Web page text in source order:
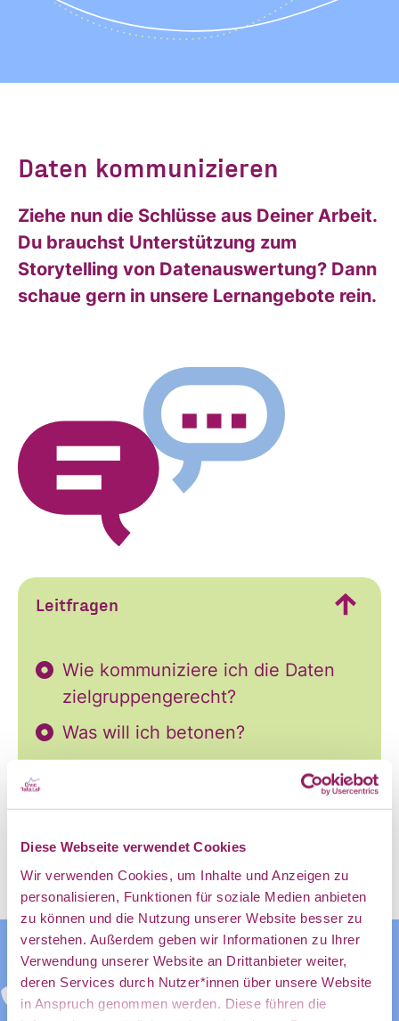
Diese Webseite verwendet Cookies
Wir verwenden Cookies, um Inhalte und Anzeigen zu
personalisieren, Funktionen für soziale Medien anbieten
zu können und die Nutzung unserer Website besser zu
verstehen. Außerdem geben wir Informationen zu Ihrer
Verwendung unserer Website an Drittanbieter weiter,
deren Services durch Nutzer*innen über unsere Website
in Anspruch genommen werden. Diese führen die
Daten kommunizieren
Ziehe nun die Schlüsse aus Deiner Arbeit.
Du brauchst Unterstützung zum
Storytelling von Datenauswertung? Dann
schaue gern in unsere Lernangebote rein.
Leitfragen
Wie kommuniziere ich die Daten
zielgruppengerecht?
Was will ich betonen?
Mehr zu Kommunizieren
Informationen
und
Ankündigungen
des CDL direkt
in mein
persönliches
Ja, ich
möchte alle
und
des CDL
direkt in
mein